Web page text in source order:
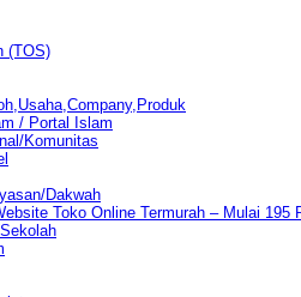
(TOS)
/ Portal Islam
Komunitas
Dakwah
Toko Online Termurah – Mulai 195